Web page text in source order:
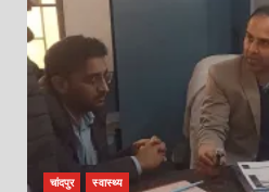
चांदपुर स्वास्थ्य